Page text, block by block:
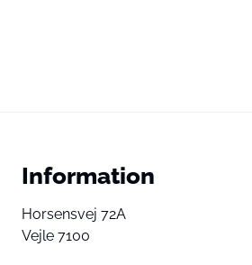
Information
Horsensvej 72A
Vejle 7100